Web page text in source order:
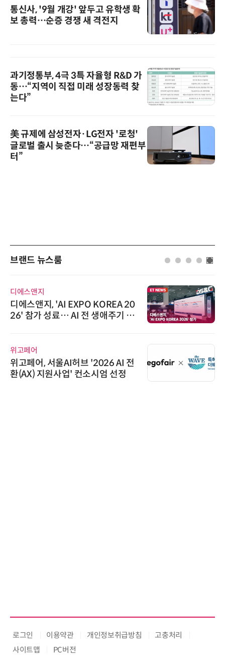
통신사, '9월 개강' 앞두고 유학생 확
보 총력…순증 경쟁 새 격전지
과기정통부, 4극 3특 자율형 R&D 가
동…“지역이 직접 미래 성장동력 찾
는다”
美 규제에 삼성전자·LG전자 '로청'
글로벌 출시 늦춘다…“공급망 재편부
터”
브랜드 뉴스룸
로옴세미컨덕터코리아
로옴, 발진 출력 4배 높인 2세대 테
라헤르츠파 발진 디바이스 개발
비쉐이
비쉐이, 모든 주요 리모컨 코드 지
원하는 TSOP15300 시리즈 IR 수
로그인 이용약관 개인정보취급방침
고충처리
사이트맵
PC버전